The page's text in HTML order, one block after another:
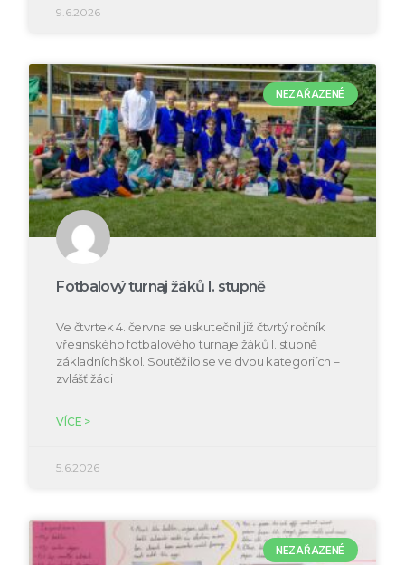
9.6.2026
NEZAŘAZENÉ
Fotbalový turnaj žáků I. stupně
Ve čtvrtek 4. června se uskutečnil již čtvrtý ročník
vřesinského fotbalového turnaje žáků I. stupně
základních škol. Soutěžilo se ve dvou kategoriích –
zvlášť žáci
VÍCE >
5.6.2026
NEZAŘAZENÉ